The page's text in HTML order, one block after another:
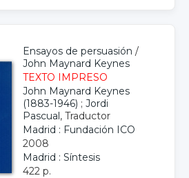
Ensayos de persuasión /
John Maynard Keynes
TEXTO IMPRESO
John Maynard Keynes
(1883-1946) ; Jordi
Pascual, Traductor
Madrid : Fundación ICO
2008
Madrid : Síntesis
422 p.